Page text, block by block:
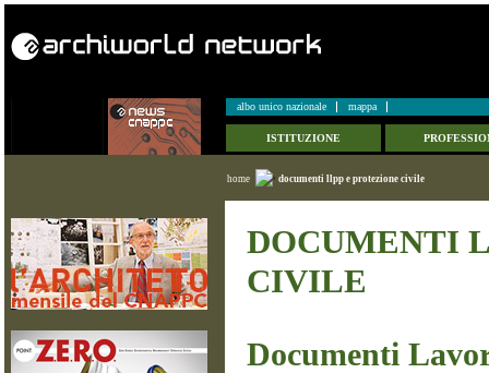
albo unico nazionale mappa
ISTITUZIONE
home documenti llpp e protezione civile
DOCUMENTI
CIVILE
Documenti